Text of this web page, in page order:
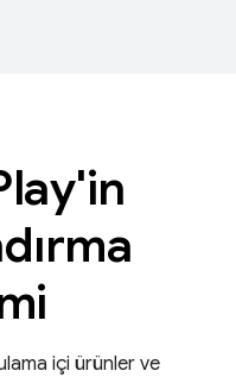
içi ürünler ve